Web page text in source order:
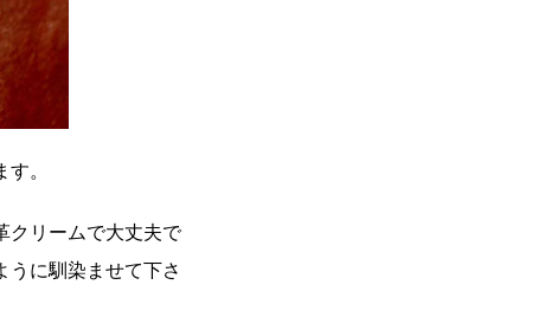
。
クリームで大丈夫で
うに馴染ませて下さ